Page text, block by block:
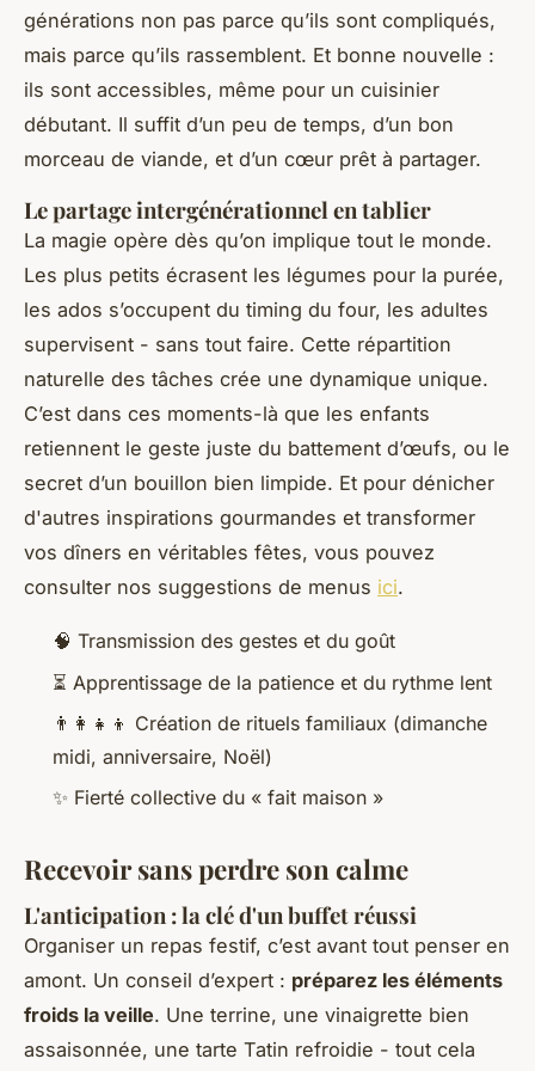
générations non pas parce qu’ils sont compliqués,
mais parce qu’ils rassemblent. Et bonne nouvelle :
ils sont accessibles, même pour un cuisinier
débutant. Il suffit d’un peu de temps, d’un bon
morceau de viande, et d’un cœur prêt à partager.
Le partage intergénérationnel en tablier
La magie opère dès qu’on implique tout le monde.
Les plus petits écrasent les légumes pour la purée,
les ados s’occupent du timing du four, les adultes
supervisent - sans tout faire. Cette répartition
naturelle des tâches crée une dynamique unique.
C’est dans ces moments-là que les enfants
retiennent le geste juste du battement d’œufs, ou le
secret d’un bouillon bien limpide. Et pour dénicher
d'autres inspirations gourmandes et transformer
vos dîners en véritables fêtes, vous pouvez
consulter nos suggestions de menus ici.
🧠 Transmission des gestes et du goût
⏳ Apprentissage de la patience et du rythme lent
👨‍👩‍👧‍👦 Création de rituels familiaux (dimanche
midi, anniversaire, Noël)
✨ Fierté collective du « fait maison »
Recevoir sans perdre son calme
L'anticipation : la clé d'un buffet réussi
Organiser un repas festif, c’est avant tout penser en
amont. Un conseil d’expert : préparez les éléments
froids la veille. Une terrine, une vinaigrette bien
assaisonnée, une tarte Tatin refroidie - tout cela